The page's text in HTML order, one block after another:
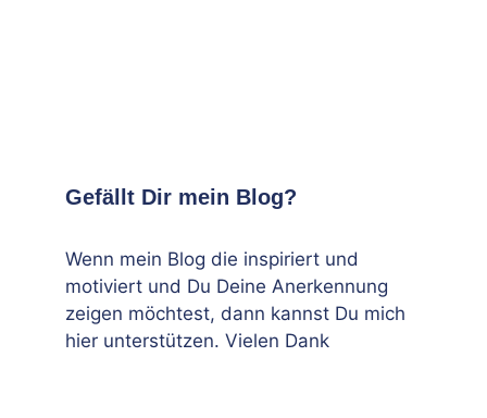
Gefällt Dir mein Blog?
Wenn mein Blog die inspiriert und
motiviert und Du Deine Anerkennung
zeigen möchtest, dann kannst Du mich
hier unterstützen. Vielen Dank